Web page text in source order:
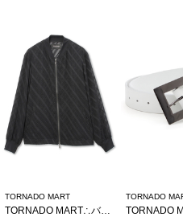
TORNADO MART
TORNADO MART∴バイヤスストライプシアーブルゾン
TORNADO